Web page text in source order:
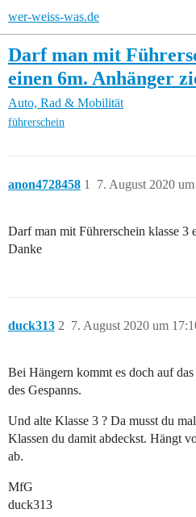
wer-weiss-was.de
Darf man mit
einen 6m. Anhänger
Auto, Rad & Mobilität
führerschein
anon4728458 7. August 2020
1
Darf man mit Führerschein klasse 3
Danke
duck313 7. August 2020 um
2
Bei Hängern kommt es doch auf
des Gespanns.
Und alte Klasse 3 ? Da musst du
Klassen du damit abdeckst. Hängt
ab.
MfG
duck313